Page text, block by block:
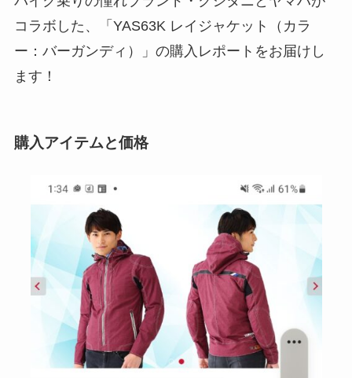
コラボした、「YAS63K レイジャケット（カラ
ー：バーガンディ）」の購入レポートをお届けし
ます！
購入アイテムと価格